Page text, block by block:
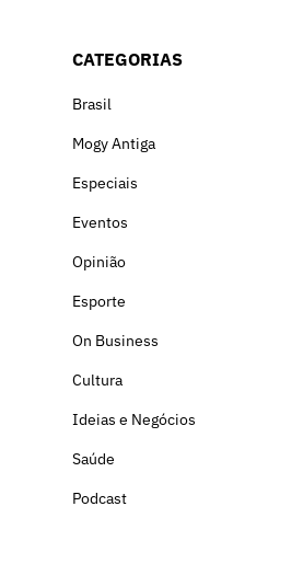
CATEGORIAS
Brasil
Mogy Antiga
Especiais
Eventos
Opinião
Esporte
On Business
Cultura
Ideias e Negócios
Saúde
Podcast